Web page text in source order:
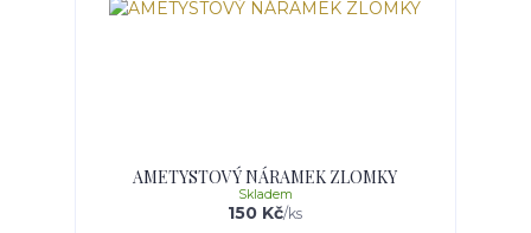
AMETYSTOVÝ NÁRAMEK ZLOMKY
150 Kč/ks
Skladem